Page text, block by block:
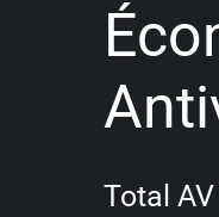
Total